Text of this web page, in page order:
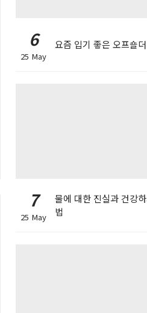
6
25 May
요즘 입기 좋은 오프숄
7
25 May
물에 대한 진실과 건강
법